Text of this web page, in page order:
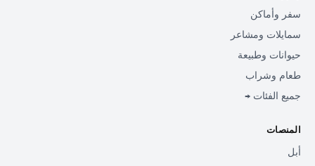
سفر وأماكن
سمايلات ومشاعر
حيوانات وطبيعة
طعام وشراب
جميع الفئات →
المنصات
أبل